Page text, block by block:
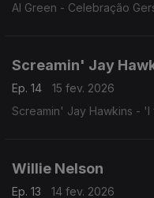
Al Green - Celebração
Screamin' Jay
Ep. 14
15 fev. 2026
Screamin' Jay Hawkins - 'I
Willie Nelson
Ep. 13
14 fev. 2026